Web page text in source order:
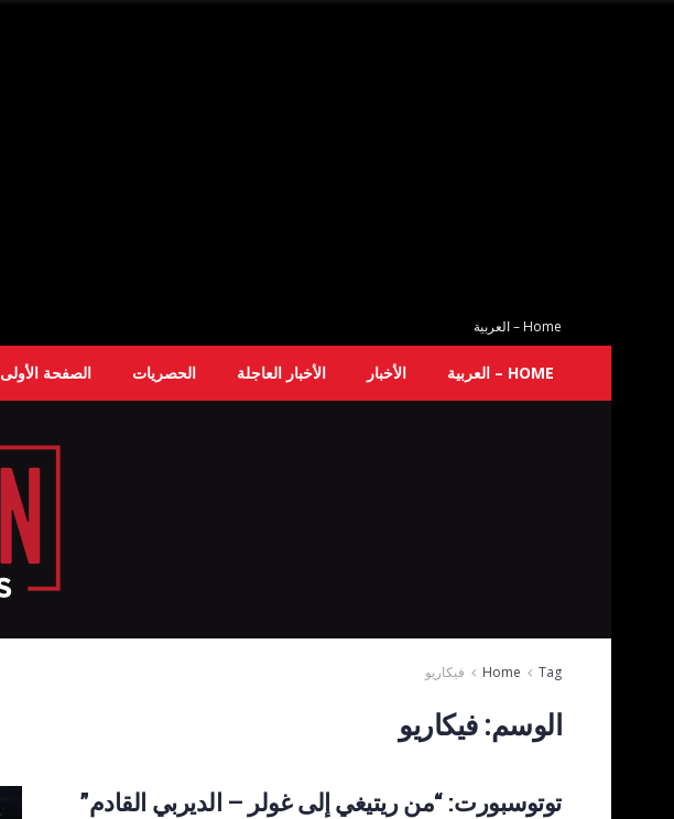
Home – العربية
HOME – العربية الأخبار الأخبار العاجلة الحصريات الصفحة الأولى
Home Tag فيكاريو
الوسم:فيكاريو
توتوسبورت: “من ريتيغي إلى غولر – الديربي القادم”